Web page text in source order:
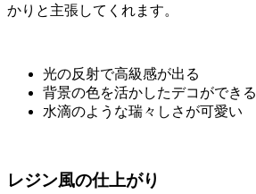
かりと主張してくれます。
光の反射で高級感が出る
背景の色を活かしたデコができる
水滴のような瑞々しさが可愛い
レジン風の仕上がり